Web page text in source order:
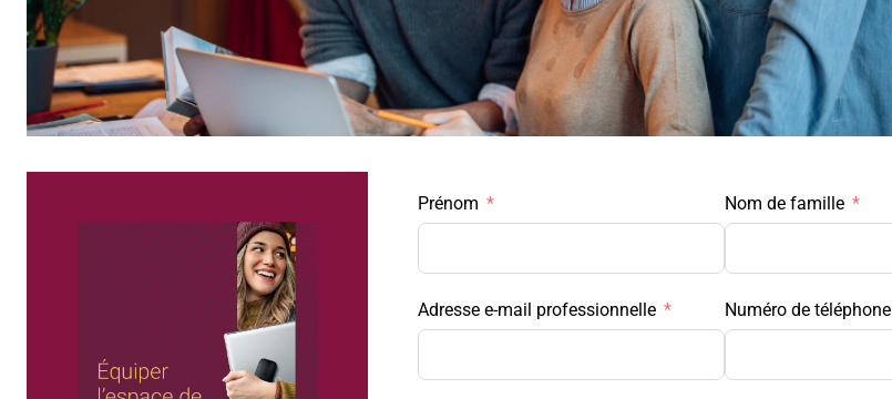
Prénom Nom de famille
Adresse e-mail professionnelle Numéro de téléphone